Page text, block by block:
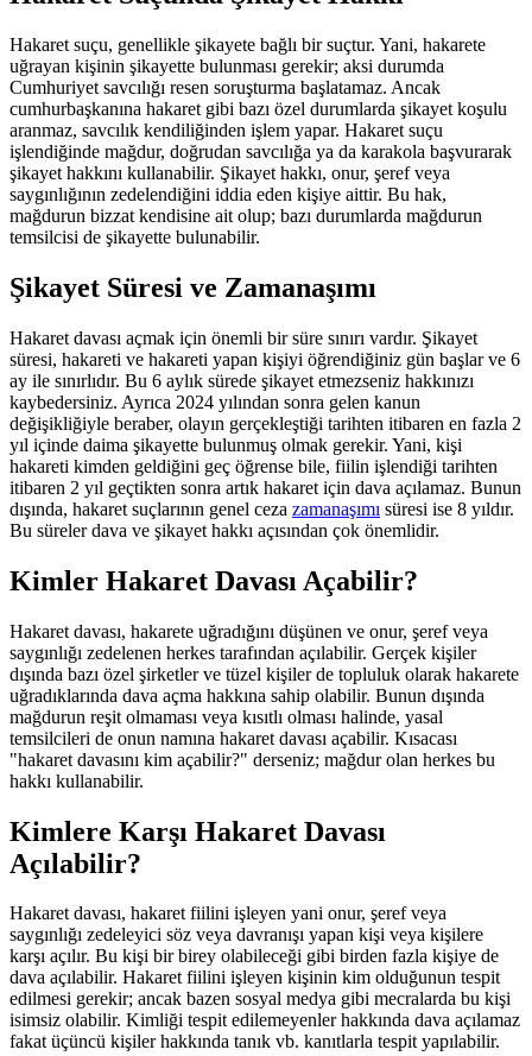
Hakaret suçu, genellikle şikayete bağlı bir suçtur. Yani, hakarete
uğrayan kişinin şikayette bulunması gerekir; aksi durumda
Cumhuriyet savcılığı resen soruşturma başlatamaz. Ancak
cumhurbaşkanına hakaret gibi bazı özel durumlarda şikayet koşulu
aranmaz, savcılık kendiliğinden işlem yapar. Hakaret suçu
işlendiğinde mağdur, doğrudan savcılığa ya da karakola başvurarak
şikayet hakkını kullanabilir. Şikayet hakkı, onur, şeref veya
saygınlığının zedelendiğini iddia eden kişiye aittir. Bu hak,
mağdurun bizzat kendisine ait olup; bazı durumlarda mağdurun
temsilcisi de şikayette bulunabilir.
Şikayet Süresi ve Zamanaşımı
Hakaret davası açmak için önemli bir süre sınırı vardır. Şikayet
süresi, hakareti ve hakareti yapan kişiyi öğrendiğiniz gün başlar ve 6
ay ile sınırlıdır. Bu 6 aylık sürede şikayet etmezseniz hakkınızı
kaybedersiniz. Ayrıca 2024 yılından sonra gelen kanun
değişikliğiyle beraber, olayın gerçekleştiği tarihten itibaren en fazla 2
yıl içinde daima şikayette bulunmuş olmak gerekir. Yani, kişi
hakareti kimden geldiğini geç öğrense bile, fiilin işlendiği tarihten
itibaren 2 yıl geçtikten sonra artık hakaret için dava açılamaz. Bunun
dışında, hakaret suçlarının genel ceza zamanaşımı süresi ise 8 yıldır.
Bu süreler dava ve şikayet hakkı açısından çok önemlidir.
Kimler Hakaret Davası Açabilir?
Hakaret davası, hakarete uğradığını düşünen ve onur, şeref veya
saygınlığı zedelenen herkes tarafından açılabilir. Gerçek kişiler
dışında bazı özel şirketler ve tüzel kişiler de topluluk olarak hakarete
uğradıklarında dava açma hakkına sahip olabilir. Bunun dışında
mağdurun reşit olmaması veya kısıtlı olması halinde, yasal
temsilcileri de onun namına hakaret davası açabilir. Kısacası
"hakaret davasını kim açabilir?" derseniz; mağdur olan herkes bu
hakkı kullanabilir.
Kimlere Karşı Hakaret Davası
Açılabilir?
Hakaret davası, hakaret fiilini işleyen yani onur, şeref veya
saygınlığı zedeleyici söz veya davranışı yapan kişi veya kişilere
karşı açılır. Bu kişi bir birey olabileceği gibi birden fazla kişiye de
dava açılabilir. Hakaret fiilini işleyen kişinin kim olduğunun tespit
edilmesi gerekir; ancak bazen sosyal medya gibi mecralarda bu kişi
isimsiz olabilir. Kimliği tespit edilemeyenler hakkında dava açılamaz
fakat üçüncü kişiler hakkında tanık vb. kanıtlarla tespit yapılabilir.